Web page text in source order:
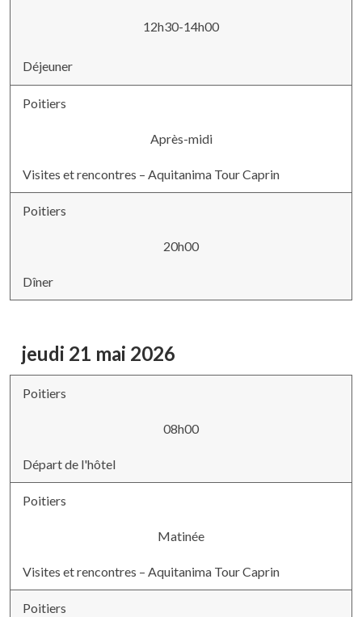
12h30-14h00
Déjeuner
Poitiers
Après-midi
Visites et rencontres – Aquitanima Tour Caprin
Poitiers
20h00
Dîner
jeudi 21 mai 2026
Poitiers
08h00
Départ de l'hôtel
Poitiers
Matinée
Visites et rencontres – Aquitanima Tour Caprin
Poitiers